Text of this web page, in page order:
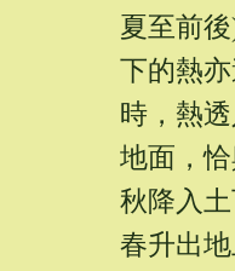
夏至前
下的熱
時，熱
地面，
秋降入
春升出